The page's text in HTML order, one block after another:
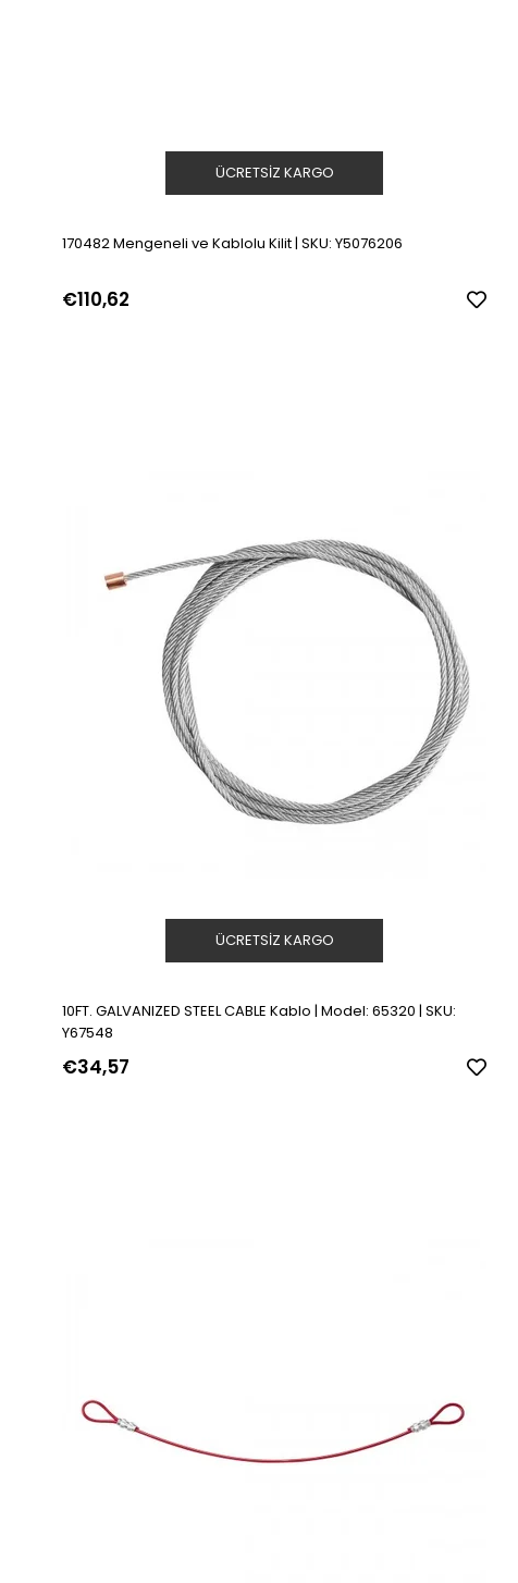
170482 Mengeneli ve Kablolu Kilit | SKU: Y5076206
€110,62
ÜCRETSIZ KARGO
10FT. GALVANIZED STEEL CABLE Kablo | Model: 65320 | SKU:
Y67548
€34,57
ÜCRETSIZ KARGO